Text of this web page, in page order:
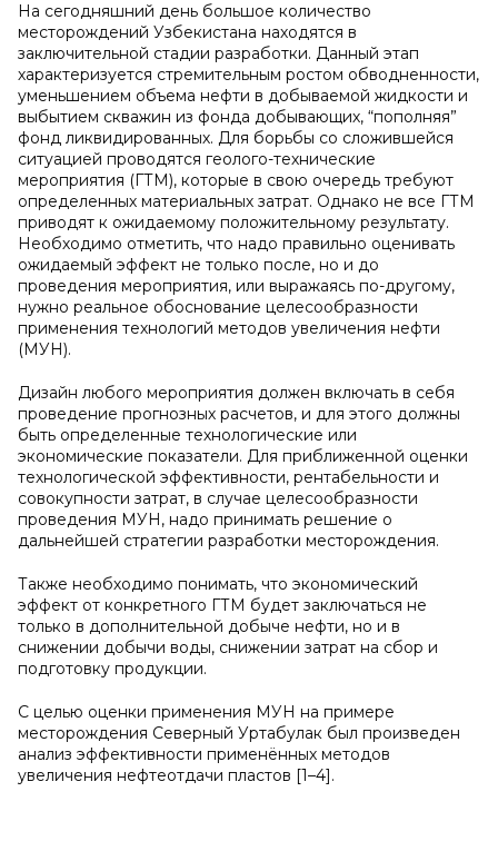
На сегодняшний день большое количество
месторождений Узбекистана находятся в
заключительной стадии разработки. Данный этап
характеризуется стремительным ростом обводненности,
уменьшением объема нефти в добываемой жидкости и
выбытием скважин из фонда добывающих, “пополняя”
фонд ликвидированных. Для борьбы со сложившейся
ситуацией проводятся геолого-технические
мероприятия (ГТМ), которые в свою очередь требуют
определенных материальных затрат. Однако не все ГТМ
приводят к ожидаемому положительному результату.
Необходимо отметить, что надо правильно оценивать
ожидаемый эффект не только после, но и до
проведения мероприятия, или выражаясь по-другому,
нужно реальное обоснование целесообразности
применения технологий методов увеличения нефти
(МУН).
Дизайн любого мероприятия должен включать в себя
проведение прогнозных расчетов, и для этого должны
быть определенные технологические или
экономические показатели. Для приближенной оценки
технологической эффективности, рентабельности и
совокупности затрат, в случае целесообразности
проведения МУН, надо принимать решение о
дальнейшей стратегии разработки месторождения.
Также необходимо понимать, что экономический
эффект от конкретного ГТМ будет заключаться не
только в дополнительной добыче нефти, но и в
снижении добычи воды, снижении затрат на сбор и
подготовку продукции.
С целью оценки применения МУН на примере
месторождения Северный Уртабулак был произведен
анализ эффективности применённых методов
увеличения нефтеотдачи пластов [1–4].